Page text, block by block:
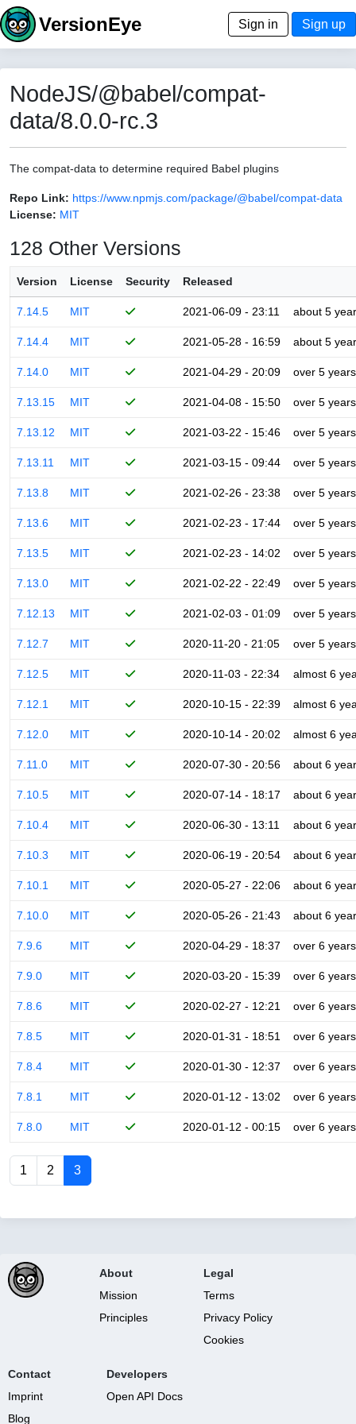
VersionEye Sign in Sign up
NodeJS/@babel/compat-
data/8.0.0-rc.3
The compat-data to determine required Babel plugins
Repo Link: https://www.npmjs.com/package/@babel/compat-data
License: MIT
128 Other Versions
Version License Security Released
7.14.5 MIT 2021-06-09 - 23:11 about 5
7.14.4 MIT 2021-05-28 - 16:59 about 5
7.14.0 MIT 2021-04-29 - 20:09 over 5 years
7.13.15 MIT 2021-04-08 - 15:50 over 5 years
7.13.12 MIT 2021-03-22 - 15:46 over 5 years
7.13.11 MIT 2021-03-15 - 09:44 over 5 years
7.13.8 MIT 2021-02-26 - 23:38 over 5 years
7.13.6 MIT 2021-02-23 - 17:44 over 5 years
7.13.5 MIT 2021-02-23 - 14:02 over 5 years
7.13.0 MIT 2021-02-22 - 22:49 over 5 years
7.12.13 MIT 2021-02-03 - 01:09 over 5 years
7.12.7 MIT 2020-11-20 - 21:05 over 5 years
7.12.5 MIT 2020-11-03 - 22:34 almost 6
7.12.1 MIT 2020-10-15 - 22:39 almost 6
7.12.0 MIT 2020-10-14 - 20:02 almost 6
7.11.0 MIT 2020-07-30 - 20:56 about 6
7.10.5 MIT 2020-07-14 - 18:17 about 6
7.10.4 MIT 2020-06-30 - 13:11 about 6
7.10.3 MIT 2020-06-19 - 20:54 about 6
7.10.1 MIT 2020-05-27 - 22:06 about 6
7.10.0 MIT 2020-05-26 - 21:43 about 6
7.9.6 MIT 2020-04-29 - 18:37 over 6 years
7.9.0 MIT 2020-03-20 - 15:39 over 6 years
7.8.6 MIT 2020-02-27 - 12:21 over 6 years
7.8.5 MIT 2020-01-31 - 18:51 over 6 years
7.8.4 MIT 2020-01-30 - 12:37 over 6 years
7.8.1 MIT 2020-01-12 - 13:02 over 6 years
7.8.0 MIT 2020-01-12 - 00:15 over 6 years
1 2 3
About
Mission
Principles
Legal
Terms
Privacy Policy
Cookies
Contact
Imprint
Blog
Developers
Open API Docs